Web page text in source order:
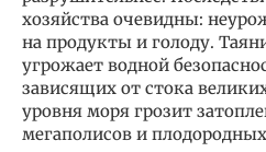
хозяйства очевидны:
на продукты и голоду.
угрожает водной
зависящих от стока
уровня моря грозит
мегаполисов и плодородных